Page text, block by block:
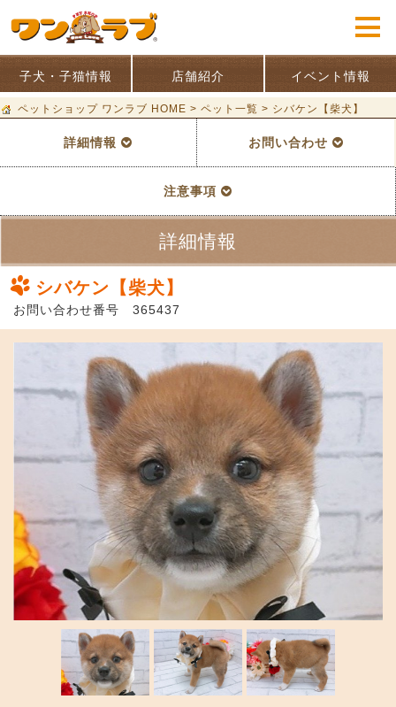
子犬・子猫情報 店舗紹介 イベント情報
ペットショップ ワンラブ HOME > ペット一覧 > シバケン【柴犬】
詳細情報 お問い合わせ
注意事項
詳細情報
シバケン【柴犬】
お問い合わせ番号 365437